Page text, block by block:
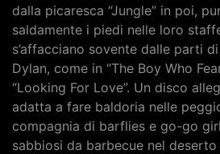
dalla picaresca “Jungle” in poi,
saldamente i piedi nelle loro
s’affacciano sovente dalle parti
Dylan, come in “The Boy Who
“Looking For Love”. Un disco
adatta a fare baldoria nelle
compagnia di barflies e go-go
sabbiosi da barbecue nel